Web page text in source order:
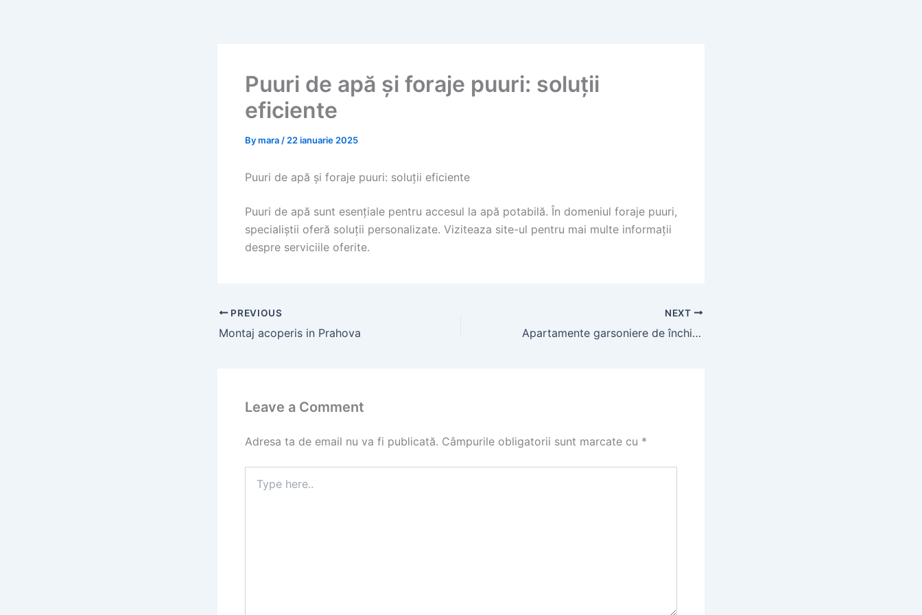
Puuri de apă și foraje puuri: soluții
eficiente
Bymara / 22 ianuarie 2025
Puuri de apă și foraje puuri: soluții eficiente
Puuri de apă sunt esențiale pentru accesul la apă potabilă. În domeniul foraje puuri,
specialiștii oferă soluții personalizate. Viziteaza site-ul pentru mai multe informații
despre serviciile oferite.
PREVIOUS
Montaj acoperis in Prahova
NEXT
Apartamente garsoniere de închiriat în București
Leave a Comment
Adresa ta de email nu va fi publicată. Câmpurile obligatorii sunt marcate cu *
here..